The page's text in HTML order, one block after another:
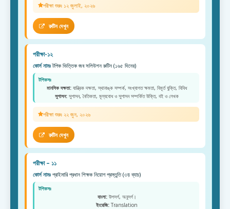
পরীক্ষা শুরুঃ ১২ জুলাই, ২০২৬
রুটিন দেখুন
পরীক্ষা-১২
কোর্স নামঃটপিক ভিত্তিক জব সলিউশন রুটিন (১৬৫ দিনের)
টপিকসঃ
মানসিক দক্ষতা: যান্ত্রিক দক্ষতা, স্থানাঙ্ক সম্পর্ক, সংখ্যাগত ক্ষমতা, বিমূর্ত যুক্তি, বিবিধ
সুশাসন: সুশাসন, নৈতিকতা, মূল্যবোধ ও সুশাসন সম্পর্কিত উক্তি, বই ও লেখক
পরীক্ষা শুরুঃ ২২ জুন, ২০২৬
রুটিন দেখুন
পরীক্ষা – ১১
কোর্স নামঃ প্রাইমারি প্রধান শিক্ষক নিয়োগ প্রস্তুতি (৩য় ব্যাচ)
টপিকসঃ
বাংলা:উপসর্গ, অনুসর্গ।
ইংরেজি: Translation